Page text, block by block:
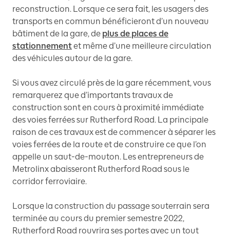
reconstruction. Lorsque ce sera fait, les usagers des
transports en commun bénéficieront d’un nouveau
bâtiment de la gare, de plus de places de
stationnementet même d’une meilleure circulation
des véhicules autour de la gare.
Si vous avez circulé près de la gare récemment, vous
remarquerez que d’importants travaux de
construction sont en cours à proximité immédiate
des voies ferrées sur Rutherford Road. La principale
raison de ces travaux est de commencer à séparer les
voies ferrées de la route et de construire ce que l’on
appelle un saut-de-mouton. Les entrepreneurs de
Metrolinx abaisseront Rutherford Road sous le
corridor ferroviaire.
Lorsque la construction du passage souterrain sera
terminée au cours du premier semestre 2022,
Rutherford Road rouvrira ses portes avec un tout